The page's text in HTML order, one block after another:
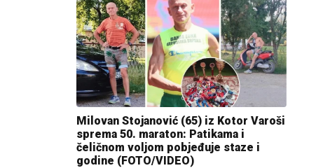
Milovan Stojanović (65) iz Kotor Varoši
sprema 50. maraton: Patikama i
čeličnom voljom pobjeđuje staze i
godine (FOTO/VIDEO)